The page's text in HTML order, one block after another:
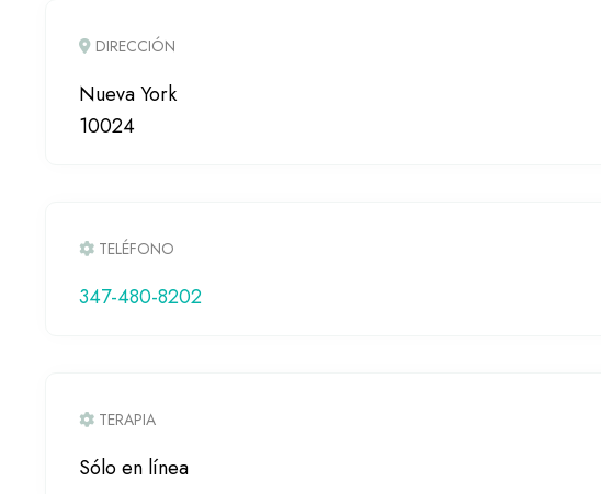
DIRECCIÓN
Nueva York
10024
TELÉFONO
347-480-8202
TERAPIA
Sólo en línea